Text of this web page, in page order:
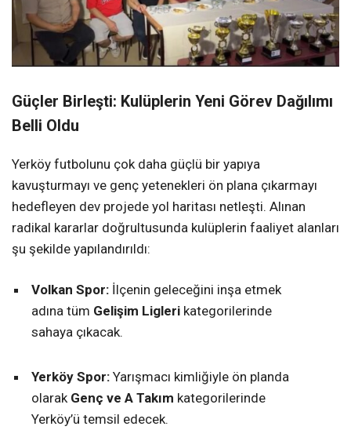
Güçler Birleşti: Kulüplerin Yeni Görev Dağılımı
Belli Oldu
Yerköy futbolunu çok daha güçlü bir yapıya
kavuşturmayı ve genç yetenekleri ön plana çıkarmayı
hedefleyen dev projede yol haritası netleşti. Alınan
radikal kararlar doğrultusunda kulüplerin faaliyet alanları
şu şekilde yapılandırıldı:
Volkan Spor: İlçenin geleceğini inşa etmek
adına tüm Gelişim Ligleri kategorilerinde
sahaya çıkacak.
Yerköy Spor: Yarışmacı kimliğiyle ön planda
olarak Genç ve A Takım kategorilerinde
Yerköy’ü temsil edecek.